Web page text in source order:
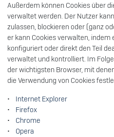
Außerdem können Cookies über
verwaltet werden. Der Nutzer
zulassen, blockieren oder (ganz
er kann Cookies verwalten, indem
konfiguriert oder direkt den Teil
verwaltet und kontrolliert. Im
der wichtigsten Browser, mit
die Verwendung von Cookies
•
Internet Explorer
•
Firefox
• Chrome
• Opera